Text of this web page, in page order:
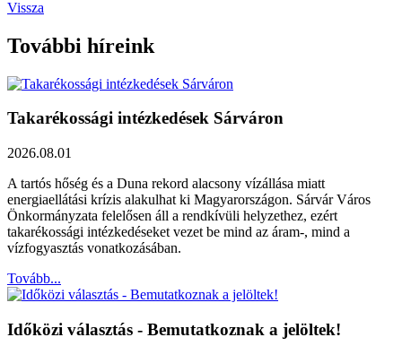
Vissza
További híreink
Takarékossági intézkedések Sárváron
2026.08.01
A tartós hőség és a Duna rekord alacsony vízállása miatt
energiaellátási krízis alakulhat ki Magyarországon. Sárvár Város
Önkormányzata felelősen áll a rendkívüli helyzethez, ezért
takarékossági intézkedéseket vezet be mind az áram-, mind a
vízfogyasztás vonatkozásában.
Tovább...
Időközi választás - Bemutatkoznak a jelöltek!